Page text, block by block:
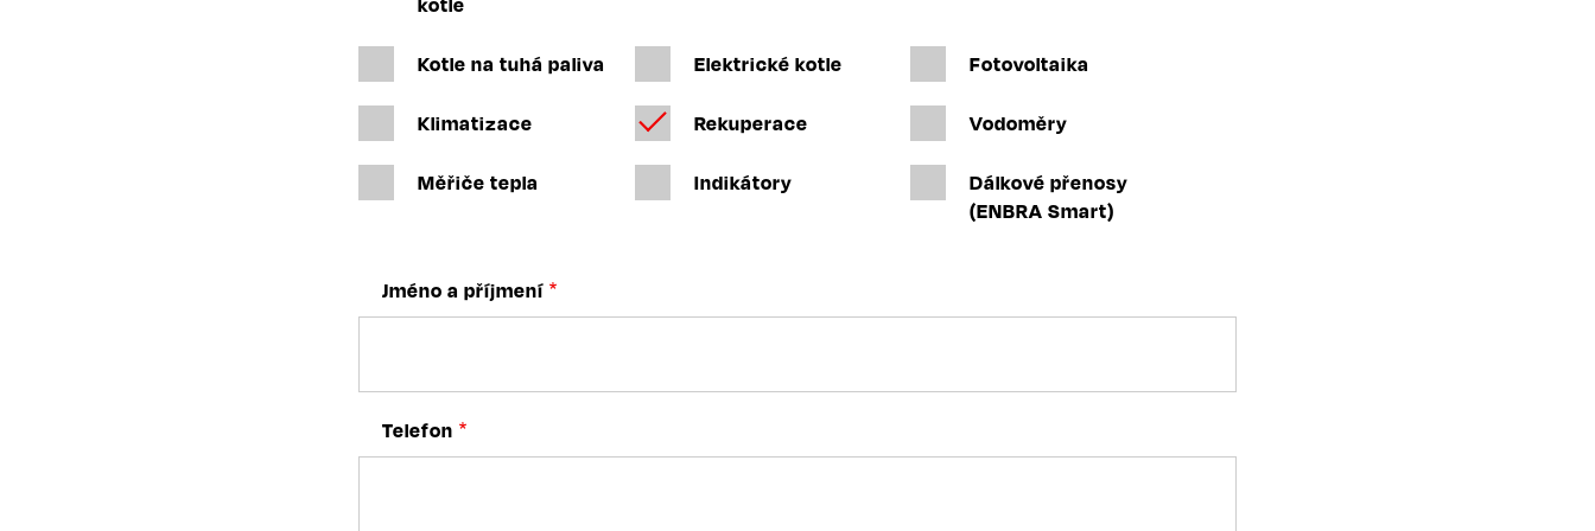
Kotle na tuhá paliva Elektrické kotle Fotovoltaika
Klimatizace Rekuperace Vodoměry
Měřiče tepla Indikátory
Dálkové přenosy
(ENBRA Smart)
Jméno a příjmení
Telefon